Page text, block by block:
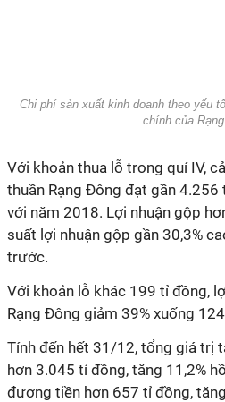
Chi phí sản xuất kinh doanh theo yếu
chính của
Với khoản thua lỗ trong quí IV,
thuần Rạng Đông đạt gần 4.256
với năm 2018. Lợi nhuận gộp
suất lợi nhuận gộp gần 30,3%
trước.
Với khoản lỗ khác 199 tỉ đồng,
Rạng Đông giảm 39% xuống
Tính đến hết 31/12, tổng giá trị
hơn 3.045 tỉ đồng, tăng 11,2%
đương tiền hơn 657 tỉ đồng,